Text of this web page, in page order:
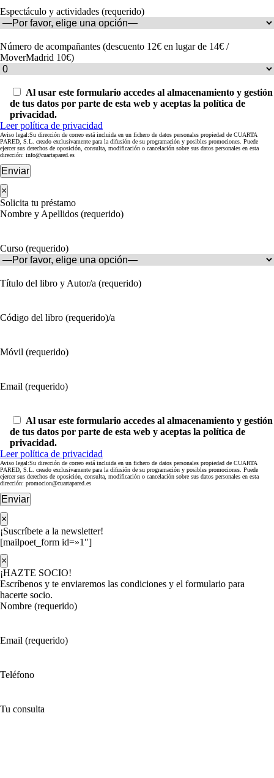
Espectáculo y actividades (requerido)
Número de acompañantes (descuento 12€ en lugar de 14€ /
MoverMadrid 10€)
Al usar este formulario accedes al almacenamiento y gestión
de tus datos por parte de esta web y aceptas la política de
privacidad.
Leer política de privacidad
Aviso legal:Su dirección de correo está incluida en un fichero de datos personales propiedad de CUARTA
PARED, S.L. creado exclusivamente para la difusión de su programación y posibles promociones. Puede
ejercer sus derechos de oposición, consulta, modificación o cancelación sobre sus datos personales en esta
dirección: info@cuartapared.es
Enviar
×
Solicita tu préstamo
Nombre y Apellidos (requerido)
Curso (requerido)
Título del libro y Autor/a (requerido)
Código del libro (requerido)/a
Móvil (requerido)
Email (requerido)
Al usar este formulario accedes al almacenamiento y gestión
de tus datos por parte de esta web y aceptas la política de
privacidad.
Leer política de privacidad
Aviso legal:Su dirección de correo está incluida en un fichero de datos personales propiedad de CUARTA
PARED, S.L. creado exclusivamente para la difusión de su programación y posibles promociones. Puede
ejercer sus derechos de oposición, consulta, modificación o cancelación sobre sus datos personales en esta
dirección: promocion@cuartapared.es
Enviar
×
¡Suscríbete a la newsletter!
[mailpoet_form id=»1″]
×
¡HAZTE SOCIO!
Escríbenos y te enviaremos las condiciones y el formulario para
hacerte socio.
Nombre (requerido)
Email (requerido)
Teléfono
Tu consulta